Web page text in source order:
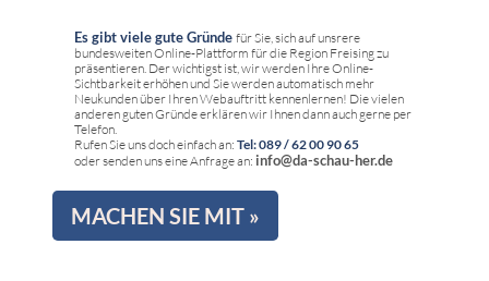
Es gibt viele gute Gründe für Sie, sich auf unsrere
bundesweiten Online-Plattform für die Region Freising zu
präsentieren. Der wichtigst ist, wir werden Ihre Online-
Sichtbarkeit erhöhen und Sie werden automatisch mehr
Neukunden über Ihren Webauftritt kennenlernen! Die vielen
anderen guten Gründe erklären wir Ihnen dann auch gerne per
Telefon.
Rufen Sie uns doch einfach an: Tel: 089 / 62 00 90 65
oder senden uns eine Anfrage an: info@da-schau-her.de
MACHEN SIE MIT »